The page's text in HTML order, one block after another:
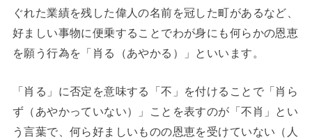
ぐれた業績を残した偉人の名前を冠した町があるなど、
好ましい事物に便乗することでわが身にも何らかの恩恵
を願う行為を「肖る（あやかる）」といいます。
「肖る」に否定を意味する「不」を付けることで「肖ら
ず（あやかっていない）」ことを表すのが「不肖」とい
う言葉で、何ら好ましいものの恩恵を受けていない（人